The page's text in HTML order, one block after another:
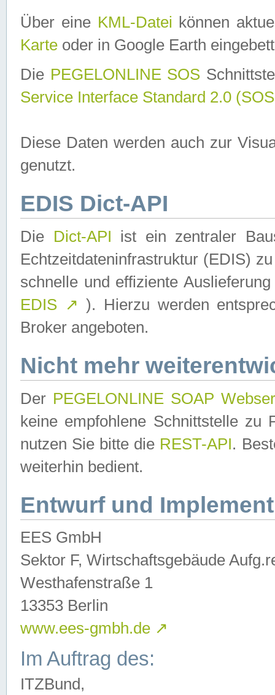
Über eine KML-Datei können
Karte oder in Google Earth
Die PEGELONLINE SOS
Service Interface Standard 2.0
Diese Daten werden auch zur
genutzt.
EDIS Dict-API
Die Dict-API ist ein zentraler
Echtzeitdateninfrastruktur (EDIS)
schnelle und effiziente
EDIS ↗ ). Hierzu werden
Broker angeboten.
Nicht mehr
Der PEGELONLINE SOAP
keine empfohlene Schnittstelle zu
nutzen Sie bitte die REST-API.
weiterhin bedient.
Entwurf und
EES GmbH
Sektor F, Wirtschaftsgebäude
Westhafenstraße 1
13353 Berlin
www.ees-gmbh.de ↗
Im Auftrag des:
ITZBund,